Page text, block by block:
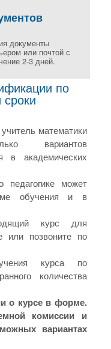
документы
или почтой с
2-3 дней.
по
сроки
математики
вариантов
в академических
педагогике может
обучения и в
курс для
или позвоните по
курса по
количества
о курсе в форме.
комиссии и
вариантах